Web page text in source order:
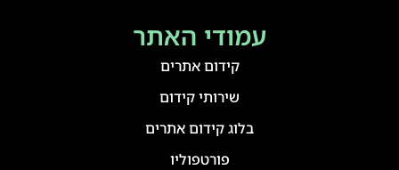
עמודי האתר
קידום אתרים
שירותי קידום
בלוג קידום אתרים
פורטפוליו